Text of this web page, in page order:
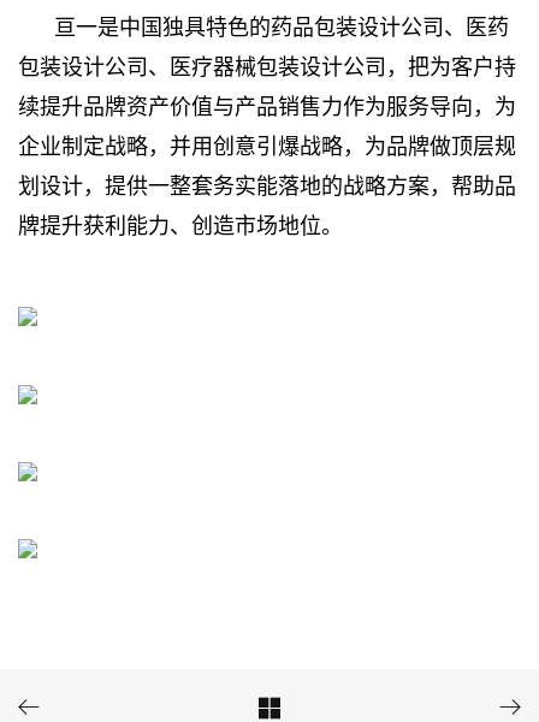
亘一是中国独具特色的药品包装设计公司、医药
包装设计公司、医疗器械包装设计公司，把为客户持
续提升品牌资产价值与产品销售力作为服务导向，为
企业制定战略，并用创意引爆战略，为品牌做顶层规
划设计，提供一整套务实能落地的战略方案，帮助品
牌提升获利能力、创造市场地位。
  